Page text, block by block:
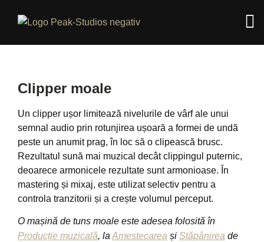
Clipper moale
Un clipper ușor limitează nivelurile de vârf ale unui
semnal audio prin rotunjirea ușoară a formei de undă
peste un anumit prag, în loc să o clipească brusc.
Rezultatul sună mai muzical decât clippingul puternic,
deoarece armonicele rezultate sunt armonioase. În
mastering și mixaj, este utilizat selectiv pentru a
controla tranzitorii și a crește volumul perceput.
O mașină de tuns moale este adesea folosită în
Producție muzicală, la Amestecarea și Stăpânirea de